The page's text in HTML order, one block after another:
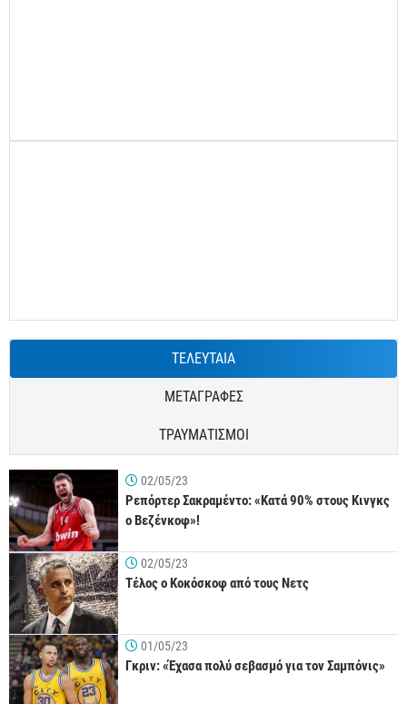
ΤΕΛΕΥΤΑΙΑ
ΜΕΤΑΓΡΑΦΕΣ
ΤΡΑΥΜΑΤΙΣΜΟΙ
02/05/23
Ρεπόρτερ Σακραμέντο: «Κατά 90% στους Κινγκς
ο Βεζένκοφ»!
02/05/23
Τέλος ο Κοκόσκοφ από τους Νετς
01/05/23
Γκριν: «Έχασα πολύ σεβασμό για τον Σαμπόνις»